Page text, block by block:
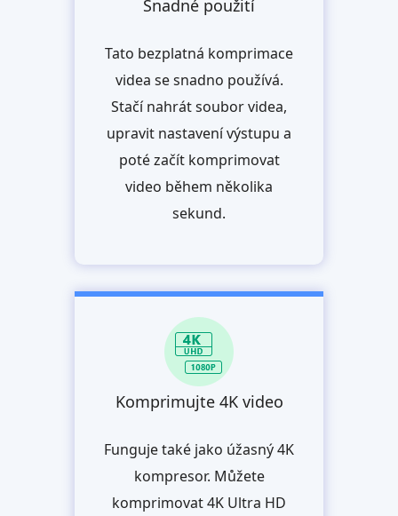
Snadné použití
Tato bezplatná komprimace
videa se snadno používá.
Stačí nahrát soubor videa,
upravit nastavení výstupu a
poté začít komprimovat
video během několika
sekund.
Komprimujte 4K video
Funguje také jako úžasný 4K
kompresor. Můžete
komprimovat 4K Ultra HD